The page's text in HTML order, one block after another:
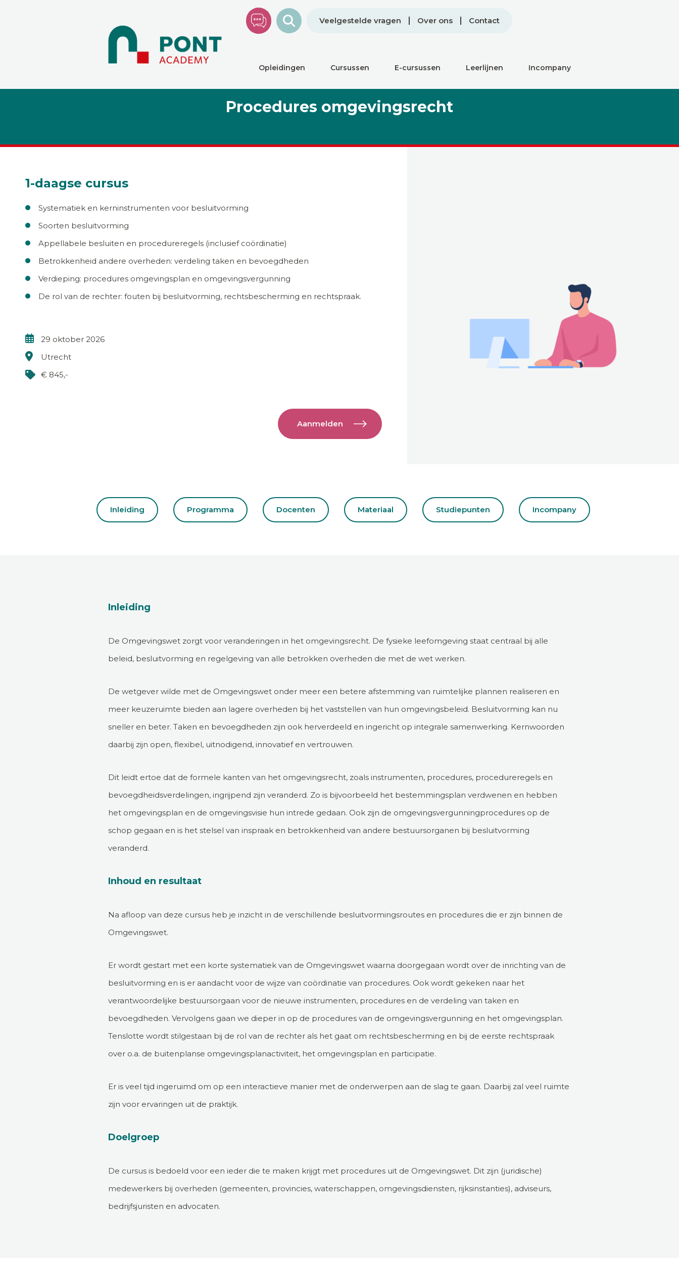
Veelgestelde vragen Over ons Contact
Opleidingen Cursussen E-cursussen Leerlijnen Incompany
Procedures omgevingsrecht
1-daagse cursus
Systematiek en kerninstrumenten voor besluitvorming
Soorten besluitvorming
Appellabele besluiten en procedureregels (inclusief coördinatie)
Betrokkenheid andere overheden: verdeling taken en bevoegdheden
Verdieping: procedures omgevingsplan en omgevingsvergunning
De rol van de rechter: fouten bij besluitvorming, rechtsbescherming en rechtspraak.
29 oktober 2026
Utrecht
€ 845,-
Aanmelden
Inleiding Programma Docenten Materiaal Studiepunten Incompany
Inleiding
De Omgevingswet zorgt voor veranderingen in het omgevingsrecht. De fysieke leefomgeving staat centraal bij alle
beleid, besluitvorming en regelgeving van alle betrokken overheden die met de wet werken.
De wetgever wilde met de Omgevingswet onder meer een betere afstemming van ruimtelijke plannen realiseren en
meer keuzeruimte bieden aan lagere overheden bij het vaststellen van hun omgevingsbeleid. Besluitvorming kan nu
sneller en beter. Taken en bevoegdheden zijn ook herverdeeld en ingericht op integrale samenwerking. Kernwoorden
daarbij zijn open, flexibel, uitnodigend, innovatief en vertrouwen.
Dit leidt ertoe dat de formele kanten van het omgevingsrecht, zoals instrumenten, procedures, procedureregels en
bevoegdheidsverdelingen, ingrijpend zijn veranderd. Zo is bijvoorbeeld het bestemmingsplan verdwenen en hebben
het omgevingsplan en de omgevingsvisie hun intrede gedaan. Ook zijn de omgevingsvergunningprocedures op de
schop gegaan en is het stelsel van inspraak en betrokkenheid van andere bestuursorganen bij besluitvorming
veranderd.
Inhoud en resultaat
Na afloop van deze cursus heb je inzicht in de verschillende besluitvormingsroutes en procedures die er zijn binnen de
Omgevingswet.
Er wordt gestart met een korte systematiek van de Omgevingswet waarna doorgegaan wordt over de inrichting van de
besluitvorming en is er aandacht voor de wijze van coördinatie van procedures. Ook wordt gekeken naar het
verantwoordelijke bestuursorgaan voor de nieuwe instrumenten, procedures en de verdeling van taken en
bevoegdheden. Vervolgens gaan we dieper in op de procedures van de omgevingsvergunning en het omgevingsplan.
Tenslotte wordt stilgestaan bij de rol van de rechter als het gaat om rechtsbescherming en bij de eerste rechtspraak
over o.a. de buitenplanse omgevingsplanactiviteit, het omgevingsplan en participatie.
Er is veel tijd ingeruimd om op een interactieve manier met de onderwerpen aan de slag te gaan. Daarbij zal veel ruimte
zijn voor ervaringen uit de praktijk.
Doelgroep
De cursus is bedoeld voor een ieder die te maken krijgt met procedures uit de Omgevingswet. Dit zijn (juridische)
medewerkers bij overheden (gemeenten, provincies, waterschappen, omgevingsdiensten, rijksinstanties), adviseurs,
bedrijfsjuristen en advocaten.